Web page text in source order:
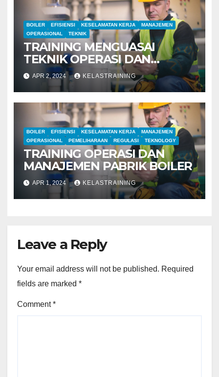
BOILER EFISIENSI KESELAMATAN KERJA
MANAJEMEN
OPERASIONAL
TEKNIK
TRAINING MENGUASAI
TEKNIK OPERASI DAN
MANAJEMEN PABRIK BOILER
APR 2, 2024 KELASTRAINING
BOILER EFISIENSI KESELAMATAN KERJA
MANAJEMEN
OPERASIONAL
PEMELIHARAAN REGULASI TEKNOLOGY
TRAINING OPERASI DAN
MANAJEMEN PABRIK BOILER
APR 1, 2024 KELASTRAINING
Leave a Reply
Your email address will not be published. Required
fields are marked *
Comment*